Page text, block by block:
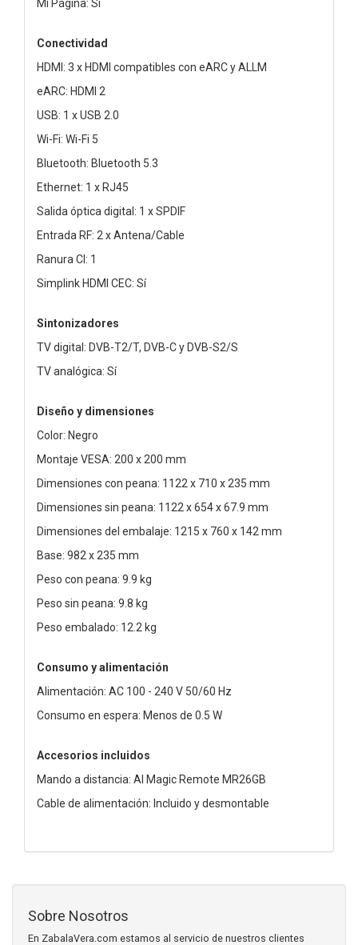
Mi Página: Sí
Conectividad
HDMI: 3 x HDMI compatibles con eARC y ALLM
eARC: HDMI 2
USB: 1 x USB 2.0
Wi-Fi: Wi-Fi 5
Bluetooth: Bluetooth 5.3
Ethernet: 1 x RJ45
Salida óptica digital: 1 x SPDIF
Entrada RF: 2 x Antena/Cable
Ranura CI: 1
Simplink HDMI CEC: Sí
Sintonizadores
TV digital: DVB-T2/T, DVB-C y DVB-S2/S
TV analógica: Sí
Diseño y dimensiones
Color: Negro
Montaje VESA: 200 x 200 mm
Dimensiones con peana: 1122 x 710 x 235 mm
Dimensiones sin peana: 1122 x 654 x 67.9 mm
Dimensiones del embalaje: 1215 x 760 x 142 mm
Base: 982 x 235 mm
Peso con peana: 9.9 kg
Peso sin peana: 9.8 kg
Peso embalado: 12.2 kg
Consumo y alimentación
Alimentación: AC 100 - 240 V 50/60 Hz
Consumo en espera: Menos de 0.5 W
Accesorios incluidos
Mando a distancia: AI Magic Remote MR26GB
Cable de alimentación: Incluido y desmontable
Sobre Nosotros
En ZabalaVera.com estamos al servicio de nuestros clientes